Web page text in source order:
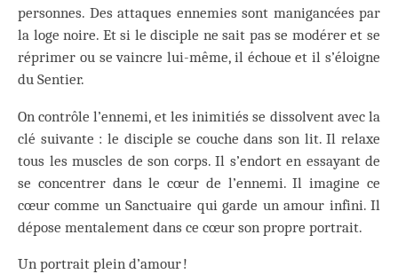
personnes. Des attaques ennemies sont manigancées par
la loge noire. Et si le disciple ne sait pas se modérer et se
réprimer ou se vaincre lui-même, il échoue et il s’éloigne
du Sentier.
On contrôle l’ennemi, et les inimitiés se dissolvent avec la
clé suivante : le disciple se couche dans son lit. Il relaxe
tous les muscles de son corps. Il s’endort en essayant de
se concentrer dans le cœur de l’ennemi. Il imagine ce
cœur comme un Sanctuaire qui garde un amour infini. Il
dépose mentalement dans ce cœur son propre portrait.
Un portrait plein d’amour !